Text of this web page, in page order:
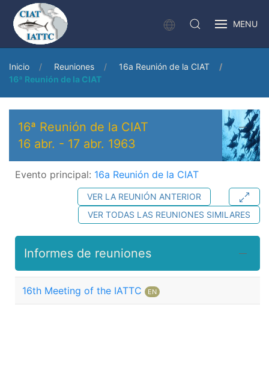
MENU
Inicio Reuniones
16a Reunión de la CIAT
16ª Reunión de la CIAT
16ª Reunión de la CIAT
16 abr. - 17 abr. 1963
Evento principal: 16a Reunión de la CIAT
VER LA REUNIÓN ANTERIOR
VER TODAS LAS REUNIONES SIMILARES
Informes de reuniones
16th Meeting of the IATTC EN